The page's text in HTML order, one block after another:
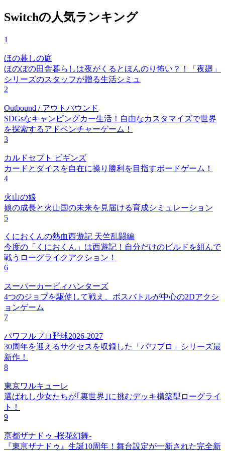
Switchの人気ランキング
1
ほの暮しの庭
ほのぼの田舎暮らしは夜がくるとほんのり怖い？！「夜廻」
シリーズのスタッフが贈る生活シミュ
2
Outbound / アウトバウンド
SDGsなキャンピングカー生活！自由なカスタマイズで世界
を探索するアドベンチャーゲーム！
3
カルドセプト ビギンズ
カードとダイスを自在に操り勝利を目指すボードゲーム！
4
火山の娘
娘の成長と火山国の未来を見届ける育成シミュレーション
5
くにおくんの熱血西遊記 天竺乱闘編
今度の「くにおくん」は西遊記！自分だけのビルドを組んで
戦うローグライクアクション！
6
スーパーカービィハンターズ
4つのジョブを駆使して戦え、ボスバトルが中心の2Dアクシ
ョンゲーム
7
パワフルプロ野球2026-2027
30周年を迎えるサクセスを収録した「パワプロ」シリーズ最
新作！
8
東京ワルキューレ
選ばれし少女たちが｢裏世界｣に挑むデッキ構築型ローグライ
ト！
9
亰都ザナドゥ -桜花幻舞-
『東亰ザナドゥ』生誕10周年！舞台設定が一新された完全新